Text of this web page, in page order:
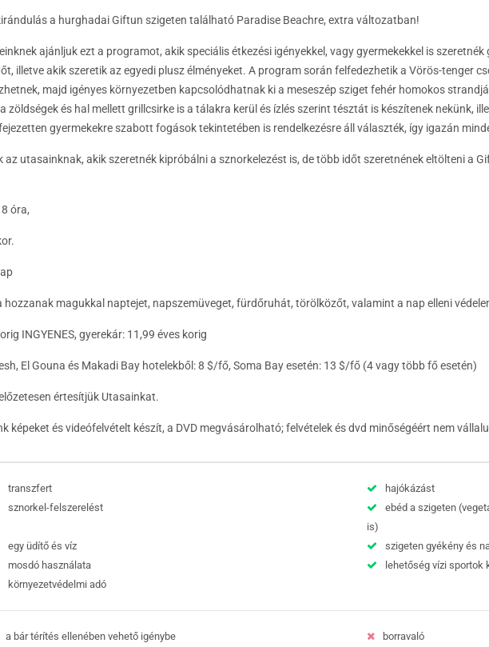
a hurghadai Giftun szigeten található Paradise Beachre, extra változatban!
ajánljuk ezt a programot, akik speciális étkezési igényekkel, vagy gyermekekkel is
illetve akik szeretik az egyedi plusz élményeket. A program során felfedezhetik a Vörös-tenger
majd igényes környezetben kapcsolódhatnak ki a meseszép sziget fehér homokos
zöldségek és hal mellett grillcsirke is a tálakra kerül és ízlés szerint tésztát is készítenek nekünk,
gyermekekre szabott fogások tekintetében is rendelkezésre áll választék, így igazán
az utasainknak, akik szeretnék kipróbálni a sznorkelezést is, de több időt szeretnének eltölteni a
8 óra,
magukkal naptejet, napszemüveget, fürdőruhát, törölközőt, valamint a nap elleni
INGYENES, gyerekár: 11,99 éves korig
El Gouna és Makadi Bay hotelekből: 8 $/fő, Soma Bay esetén: 13 $/fő (4 vagy több fő esetén)
értesítjük Utasainkat.
képeket és videófelvételt készít, a DVD megvásárolható;felvételek és dvd minőségéért nem
transzfert
hajókázást
sznorkel-felszerelést
ebéd a szigeten
is)
egy üdítő és víz
szigeten gyékény és
mosdó használata
lehetőség vízi sportok
környezetvédelmi adó
a bár térítés ellenében vehető igénybe
borravaló